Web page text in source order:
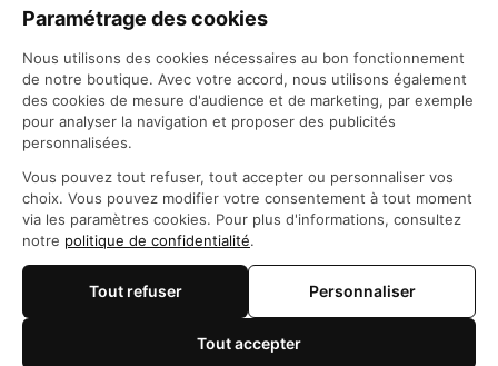
Politique de retour et remboursement
Coordonnées
Questions fréquemment posées
© 2026 Maison Otaku
Paramétrage des cookies
Nous utilisons des cookies nécessaires au bon fonctionnement
de notre boutique. Avec votre accord, nous utilisons également
des cookies de mesure d'audience et de marketing, par exemple
pour analyser la navigation et proposer des publicités
personnalisées.
Vous pouvez tout refuser, tout accepter ou personnaliser vos
choix. Vous pouvez modifier votre consentement à tout moment
via les paramètres cookies. Pour plus d'informations, consultez
notre politique de confidentialité.
Tout refuser Personnaliser
Tout accepter